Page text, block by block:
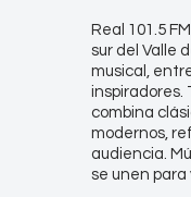
Real 101.5
sur del Valle
musical,
inspiradores.
combina
modernos,
audiencia.
se unen para